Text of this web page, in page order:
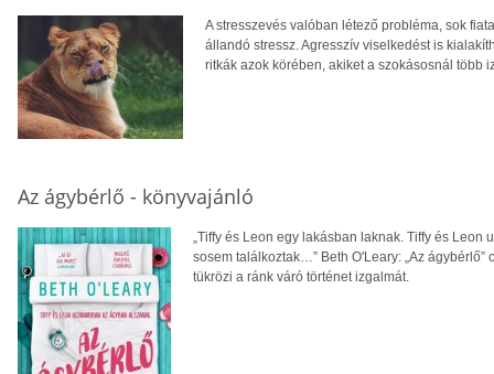
A stresszevés valóban létező probléma, sok
állandó stressz. Agresszív viselkedést is
ritkák azok körében, akiket a szokásosnál több
Az ágybérlő - könyvajánló
„Tiffy és Leon egy lakásban laknak. Tiffy és
sosem találkoztak…” Beth O'Leary: „Az
tükrözi a ránk váró történet izgalmát.